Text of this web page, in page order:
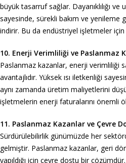
büyük tasarruf sağlar. Dayanıklılığı ve
sayesinde, sürekli bakım ve yenileme
indirir. Bu da endüstriyel işletmeler
10. Enerji Verimliliği ve Paslanmaz
Paslanmaz kazanlar, enerji verimliliği
avantajlıdır. Yüksek ısı iletkenliği
aynı zamanda üretim maliyetlerini
işletmelerin enerji faturalarını önemli
11. Paslanmaz Kazanlar ve Çevre
Sürdürülebilirlik günümüzde her
gelmiştir. Paslanmaz kazanlar, geri
yapıldığı için çevre dostu bir